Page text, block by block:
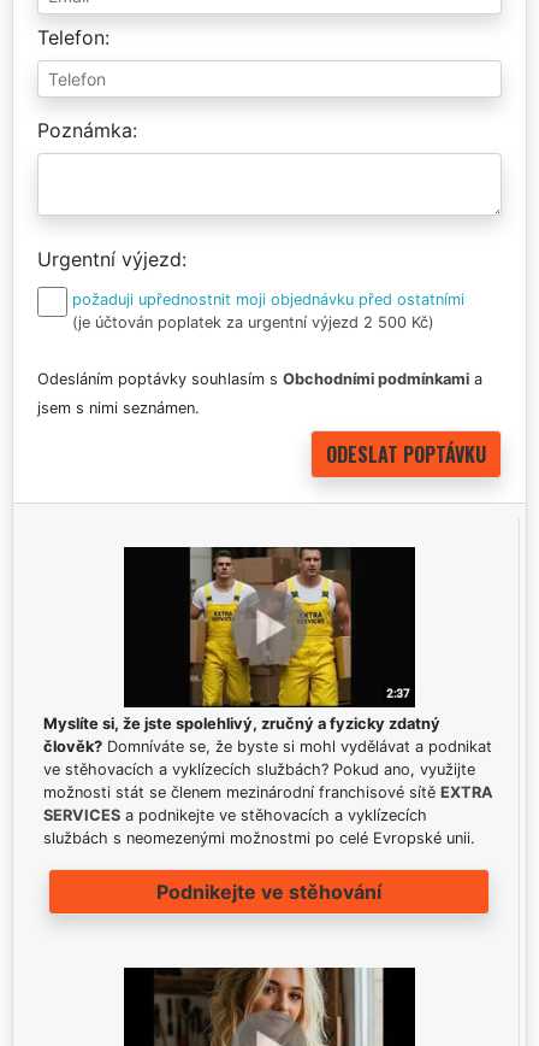
Telefon
Poznámka
Urgentní výjezd
požaduji upřednostnit moji objednávku před ostatními
(je účtován poplatek za urgentní výjezd 2 500 Kč)
Odesláním poptávky souhlasím s Obchodními podmínkami a
jsem s nimi seznámen.
Myslíte si, že jste spolehlivý, zručný a fyzicky zdatný
člověk? Domníváte se, že byste si mohl vydělávat a podnikat
ve stěhovacích a vyklízecích službách? Pokud ano, využijte
možnosti stát se členem mezinárodní franchisové sítě EXTRA
SERVICES a podnikejte ve stěhovacích a vyklízecích
službách s neomezenými možnostmi po celé Evropské unii.
Podnikejte ve stěhování